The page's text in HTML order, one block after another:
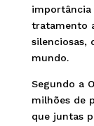
importância
tratamento
silenciosas,
mundo.
Segundo a
milhões de
que juntas